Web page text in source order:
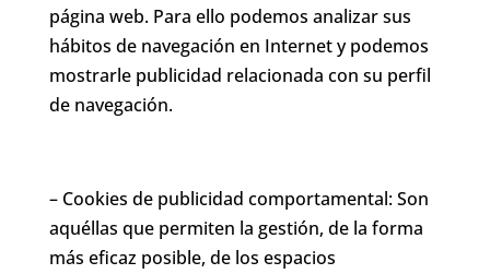
página web. Para ello podemos analizar sus
hábitos de navegación en Internet y podemos
mostrarle publicidad relacionada con su perfil
de navegación.
– Cookies de publicidad comportamental: Son
aquéllas que permiten la gestión, de la forma
más eficaz posible, de los espacios